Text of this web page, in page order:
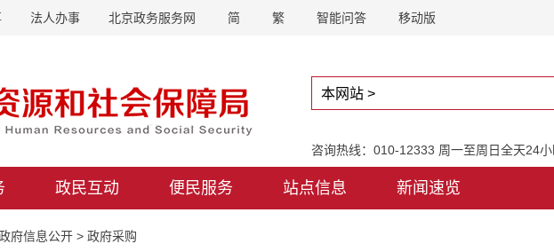
法人办事 北京政务服务网 简 繁 智能问答 移动版
咨询热线：010-12333 周一至周日全天24
政民互动 便民服务 站点信息 新闻速览
府信息公开 > 政府采购